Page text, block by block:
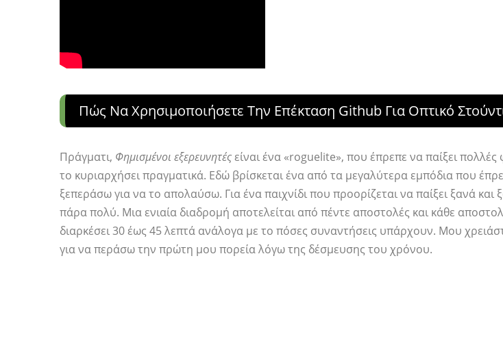
Πώς Να Χρησιμοποιήσετε Την Επέκταση Github Για Οπτικό
Πράγματι, Φημισμένοι εξερευνητέςείναι ένα «roguelite», που έπρεπε να παίξει πολλές
το κυριαρχήσει πραγματικά. Εδώ βρίσκεται ένα από τα μεγαλύτερα εμπόδια που
ξεπεράσω για να το απολαύσω. Για ένα παιχνίδι που προορίζεται να παίξει ξανά και
πάρα πολύ. Μια ενιαία διαδρομή αποτελείται από πέντε αποστολές και κάθε
διαρκέσει 30 έως 45 λεπτά ανάλογα με το πόσες συναντήσεις υπάρχουν. Μου
για να περάσω την πρώτη μου πορεία λόγω της δέσμευσης του χρόνου.